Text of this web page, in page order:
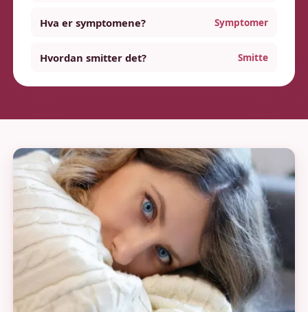
Hva er symptomene? Symptomer
Hvordan smitter det? Smitte